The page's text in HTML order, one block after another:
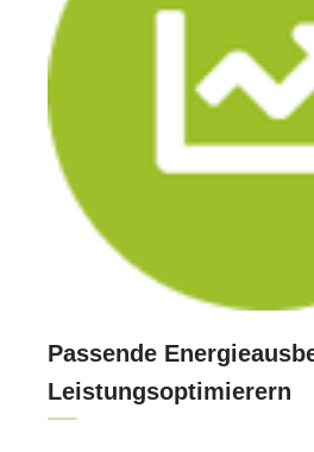
Passende
Leistungsoptimierern